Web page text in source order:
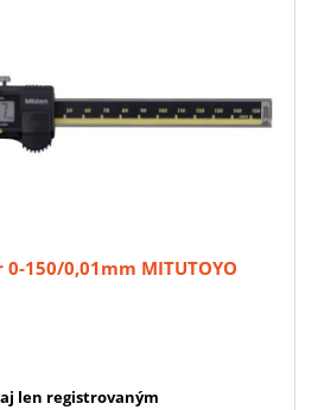
150/0,01mm MITUTOYO
len registrovaným